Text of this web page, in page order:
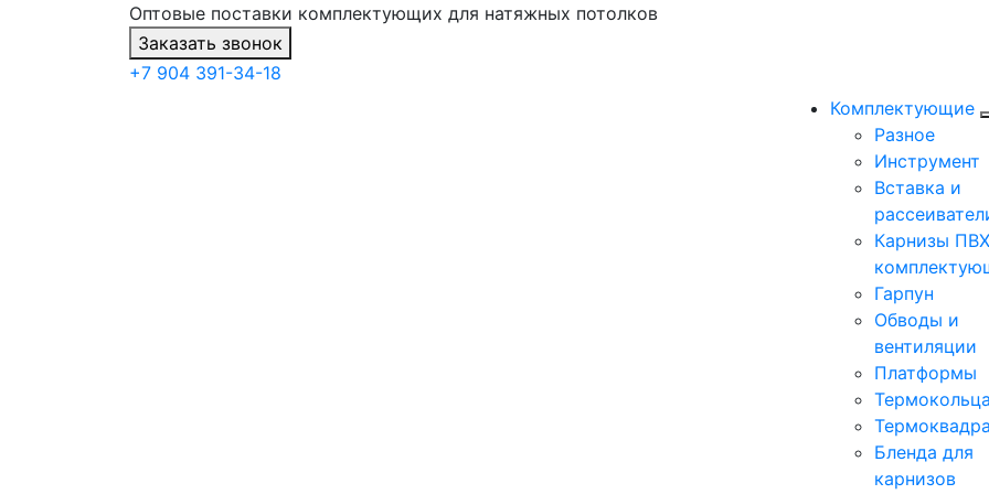
Оптовые поставки комплектующих для натяжных потолков
Заказать звонок
+7 904 391-34-18
Комплектующие
Разное
Инструмент
Вставка и
Карнизы
Гарпун
Обводы и
вентиляции
Платформы
Термокольца
Бленда для
карнизов